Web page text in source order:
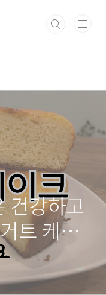
건강하고
트 케이